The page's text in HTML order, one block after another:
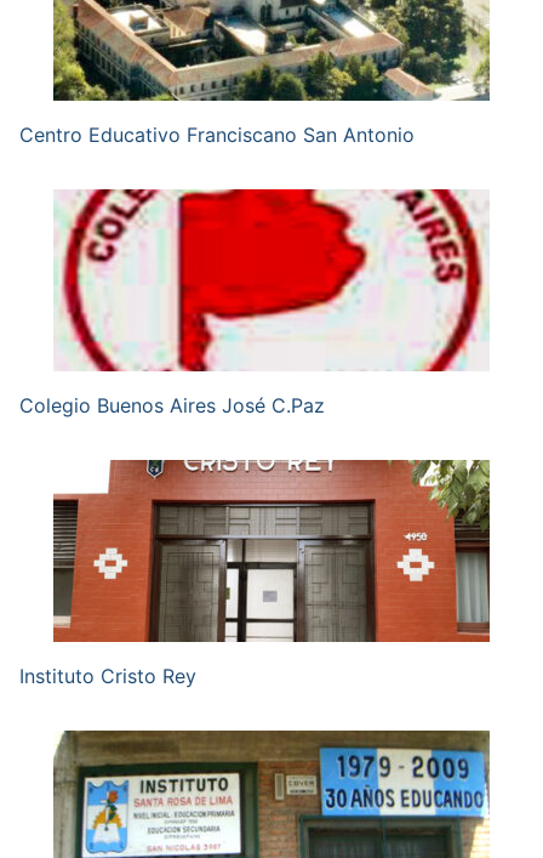
Centro Educativo Franciscano San Antonio
Colegio Buenos Aires José C.Paz
Instituto Cristo Rey